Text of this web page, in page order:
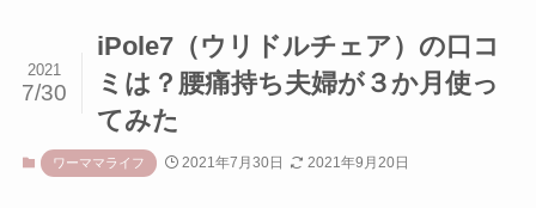
iPole7（ウリドルチェア）の口コ
ミは？腰痛持ち夫婦が３か月使っ
てみた
2021
7/30
ワーママライフ 2021年7月30日 2021年9月20日